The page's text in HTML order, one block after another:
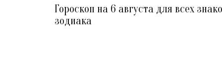
Гороскоп на 6 августа для всех
зодиака